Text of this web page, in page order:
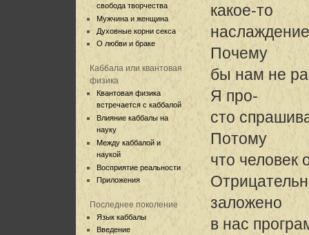
свобода творчества
Мужчина и женщина
Духовные корни секса
О любви и браке
Каббала или квантовая
физика
Квантовая физика
встречается с каббалой
Влияние каббалы на
науку
Между каббалой и
наукой
Восприятие реальности
Приложения
Последнее поколение
Язык каббалы
Введение
какое-то
Почему
бы нам не
Я про-
сто
Потому
что человек
заложено
в нас